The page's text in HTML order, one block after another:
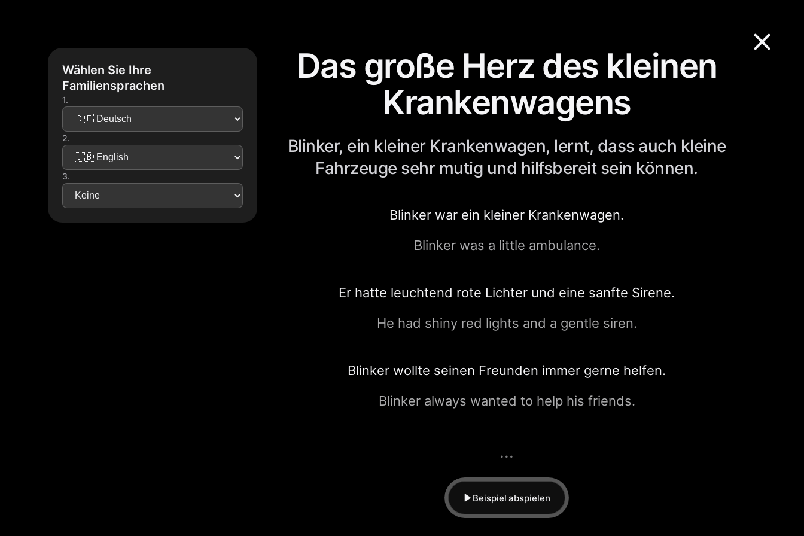
Wählen Sie Ihre
Familiensprachen
1.
2.
3.
Das große Herz des kleinen
Krankenwagens
Blinker, ein kleiner Krankenwagen, lernt, dass auch kleine
Fahrzeuge sehr mutig und hilfsbereit sein können.
Blinker war ein kleiner Krankenwagen.
Blinker was a little ambulance.
Er hatte leuchtend rote Lichter und eine sanfte Sirene.
He had shiny red lights and a gentle siren.
Blinker wollte seinen Freunden immer gerne helfen.
Blinker always wanted to help his friends.
...
Beispiel abspielen